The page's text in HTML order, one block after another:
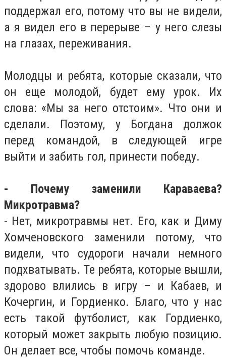
поддержал его, потому что вы не видели,
а я видел его в перерыве – у него слезы
на глазах, переживания.
Молодцы и ребята, которые сказали, что
он еще молодой, будет ему урок. Их
слова: «Мы за него отстоим». Что они и
сделали. Поэтому, у Богдана должок
перед командой, в следующей игре
выйти и забить гол, принести победу.
- Почему заменили Караваева?
Микротравма?
- Нет, микротравмы нет. Его, как и Диму
Хомченовского заменили потому, что
видели, что судороги начали немного
подхватывать. Те ребята, которые вышли,
здорово влились в игру – и Кабаев, и
Кочергин, и Гордиенко. Благо, что у нас
есть такой футболист, как Гордиенко,
который может закрыть любую позицию.
Он делает все, чтобы помочь команде.